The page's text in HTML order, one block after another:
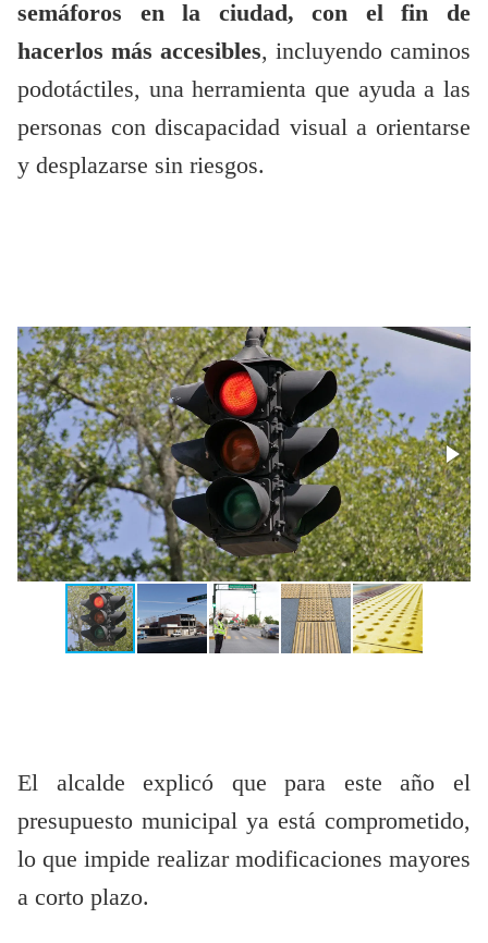
semáforos en la ciudad, con el fin de
hacerlos más accesibles, incluyendo caminos
podotáctiles, una herramienta que ayuda a las
personas con discapacidad visual a orientarse
y desplazarse sin riesgos.
El alcalde explicó que para este año el
presupuesto municipal ya está comprometido,
lo que impide realizar modificaciones mayores
a corto plazo.